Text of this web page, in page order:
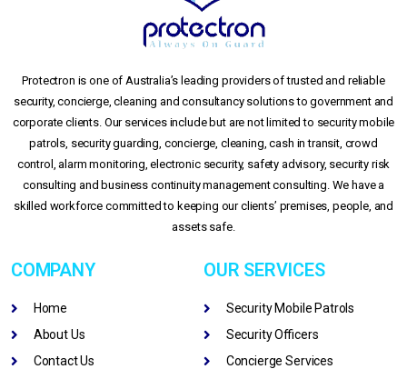
Protectron is one of Australia’s leading providers of trusted and reliable
security, concierge, cleaning and consultancy solutions to government and
corporate clients. Our services include but are not limited to security mobile
patrols, security guarding, concierge, cleaning, cash in transit, crowd
control, alarm monitoring, electronic security, safety advisory, security risk
consulting and business continuity management consulting. We have a
skilled workforce committed to keeping our clients’ premises, people, and
assets safe.
COMPANY
Home
About Us
Contact Us
OUR SERVICES
Security Mobile Patrols
Security Officers
Concierge Services